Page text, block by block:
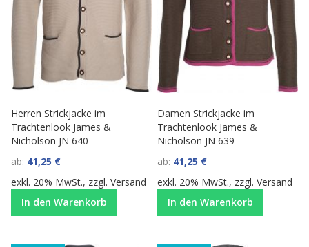
Herren Strickjacke im
Trachtenlook James &
Nicholson JN 640
ab 41,25 €
exkl. 20% MwSt., zzgl.Versand
In den Warenkorb
Damen Strickjacke im
Trachtenlook James &
Nicholson JN 639
ab 41,25 €
exkl. 20% MwSt., zzgl.Versand
In den Warenkorb